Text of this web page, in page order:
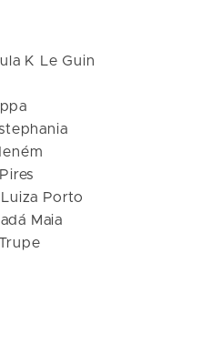
K Le Guin
Luiza Porto
Maia